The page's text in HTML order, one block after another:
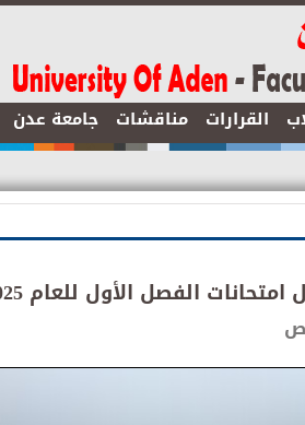
القرارات مناقشات جامعة عدن
الفصل الأول للعام 2025-2026م